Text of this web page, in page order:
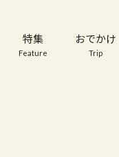
特集
Feature
おでかけ
Trip